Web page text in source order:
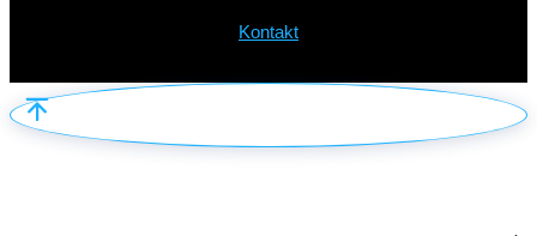
Kontakt